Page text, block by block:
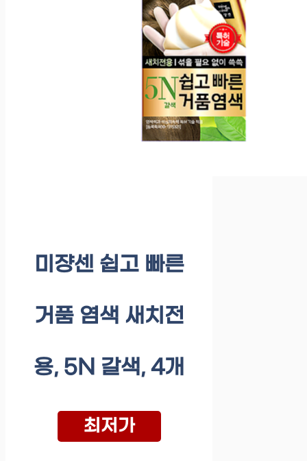
미쟝센 쉽고 빠른
거품 염색 새치전
용, 5N 갈색, 4개
최저가